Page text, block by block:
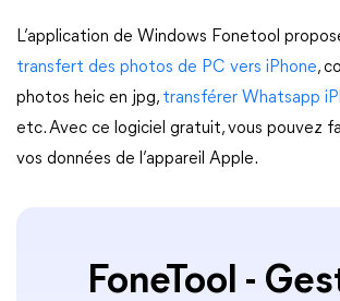
L’application de Windows Fonetool
transfert des photos de PC vers iPhone,
photos heic en jpg, transférer Whatsapp
etc. Avec ce logiciel gratuit, vous pouvez
vos données de l’appareil Apple.
FoneTool -